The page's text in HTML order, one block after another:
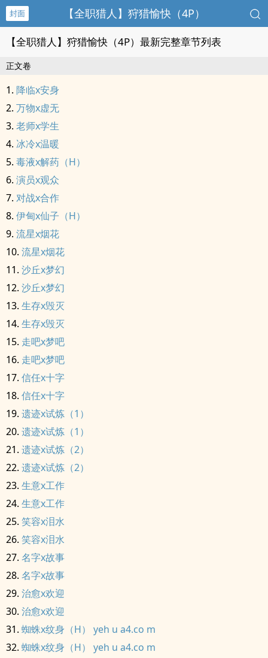
封面 【全职猎人】狩猎愉快（4P）
【全职猎人】狩猎愉快（4P）最新完整章节列表
正文卷
降临x安身
万物x虚无
老师x学生
冰冷x温暖
毒液x解药（H）
演员x观众
对战x合作
伊甸x仙子（H）
流星x烟花
流星x烟花
沙丘x梦幻
沙丘x梦幻
生存x毁灭
生存x毁灭
走吧x梦吧
走吧x梦吧
信任x十字
信任x十字
遗迹x试炼（1）
遗迹x试炼（1）
遗迹x试炼（2）
遗迹x试炼（2）
生意x工作
生意x工作
笑容x泪水
笑容x泪水
名字x故事
名字x故事
治愈x欢迎
治愈x欢迎
蜘蛛x纹身（H） yeh u a4.co m
蜘蛛x纹身（H） yeh u a4.co m